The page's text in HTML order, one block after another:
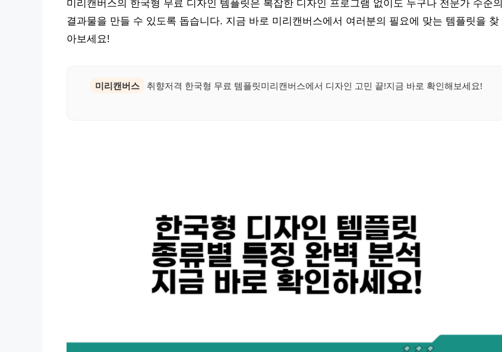
미리캔버스의 한국형 무료 디자인 템플릿은 복잡한 디자인 프로그램 없이도 누구나 전문가 수준의
결과물을 만들 수 있도록 돕습니다. 지금 바로 미리캔버스에서 여러분의 필요에 맞는 템플릿을 찾
아보세요!
미리캔버스 취향저격 한국형 무료 템플릿미리캔버스에서 디자인 고민 끝!지금 바로 확인해보세요!